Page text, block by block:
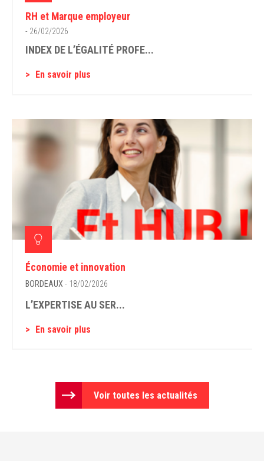
RH et Marque employeur
- 26/02/2026
INDEX DE L’ÉGALITÉ PROFE...
En savoir plus
Économie et innovation
BORDEAUX - 18/02/2026
L’EXPERTISE AU SER...
En savoir plus
Voir toutes les actualités